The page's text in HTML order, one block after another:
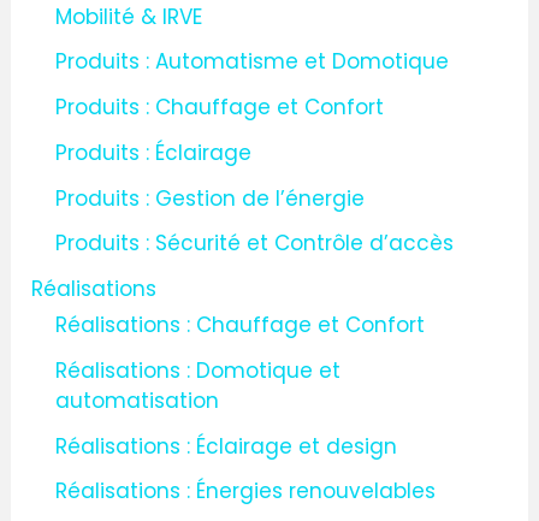
Mobilité & IRVE
Produits : Automatisme et Domotique
Produits : Chauffage et Confort
Produits : Éclairage
Produits : Gestion de l’énergie
Produits : Sécurité et Contrôle d’accès
Réalisations
Réalisations : Chauffage et Confort
Réalisations : Domotique et
automatisation
Réalisations : Éclairage et design
Réalisations : Énergies renouvelables